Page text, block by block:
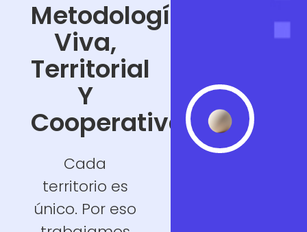
Metodología
Viva,
Territorial
Y
Cooperativa
Cada
territorio es
único. Por eso